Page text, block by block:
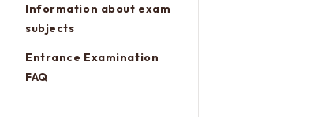
Information about exam
subjects
Entrance Examination
FAQ